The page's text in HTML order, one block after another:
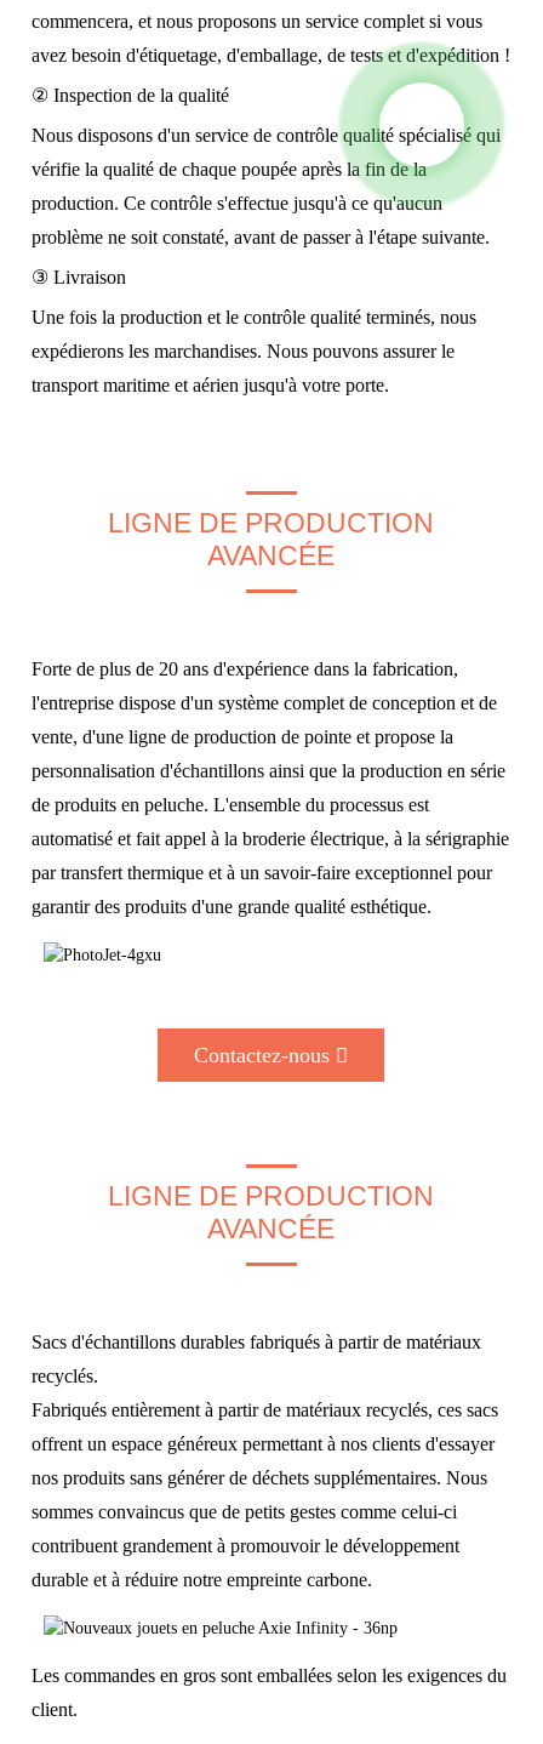
commencera, et nous proposons un service complet si vous
avez besoin d'étiquetage, d'emballage, de tests et d'expédition !
② Inspection de la qualité
Nous disposons d'un service de contrôle qualité spécialisé qui
vérifie la qualité de chaque poupée après la fin de la
production. Ce contrôle s'effectue jusqu'à ce qu'aucun
problème ne soit constaté, avant de passer à l'étape suivante.
③ Livraison
Une fois la production et le contrôle qualité terminés, nous
expédierons les marchandises. Nous pouvons assurer le
transport maritime et aérien jusqu'à votre porte.
LIGNE DE PRODUCTION
AVANCÉE
Forte de plus de 20 ans d'expérience dans la fabrication,
l'entreprise dispose d'un système complet de conception et de
vente, d'une ligne de production de pointe et propose la
personnalisation d'échantillons ainsi que la production en série
de produits en peluche. L'ensemble du processus est
automatisé et fait appel à la broderie électrique, à la sérigraphie
par transfert thermique et à un savoir-faire exceptionnel pour
garantir des produits d'une grande qualité esthétique.
Contactez-nous
LIGNE DE PRODUCTION
AVANCÉE
Sacs d'échantillons durables fabriqués à partir de matériaux
recyclés.
Fabriqués entièrement à partir de matériaux recyclés, ces sacs
offrent un espace généreux permettant à nos clients d'essayer
nos produits sans générer de déchets supplémentaires. Nous
sommes convaincus que de petits gestes comme celui-ci
contribuent grandement à promouvoir le développement
durable et à réduire notre empreinte carbone.
Les commandes en gros sont emballées selon les exigences du
client.